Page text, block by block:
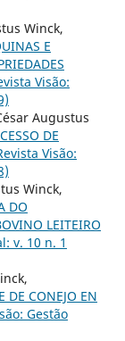
Winck,
E
Visão:
Augustus
DE
Visão:
Winck,
DO
LEITEIRO
v. 10 n. 1
DE CONEJO EN
Gestão